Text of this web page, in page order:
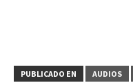
PUBLICADO EN AUDIOS